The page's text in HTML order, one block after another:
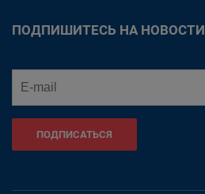
ПОДПИШИТЕСЬ НА НОВОСТИ
ПОДПИСАТЬСЯ